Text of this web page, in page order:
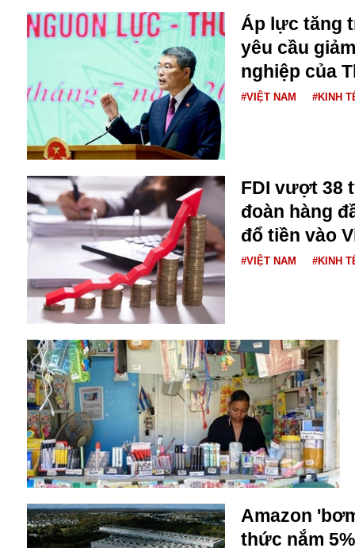
An ninh
Australia
Amazon
Army Games
Apple
Alibaba
Angela Merkel
Aeroflot
ASEAN
Argentina
Ai
Azovstal
Áp lực tăng
yêu cầu
nghiệp của
#VIỆT NAM #KINH
FDI vượt 38
đoàn hàng
đổ tiền vào
#VIỆT NAM #KINH
Amazon
thức nắm